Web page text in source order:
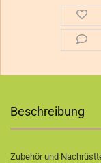
Beschreibung
Zubehör und